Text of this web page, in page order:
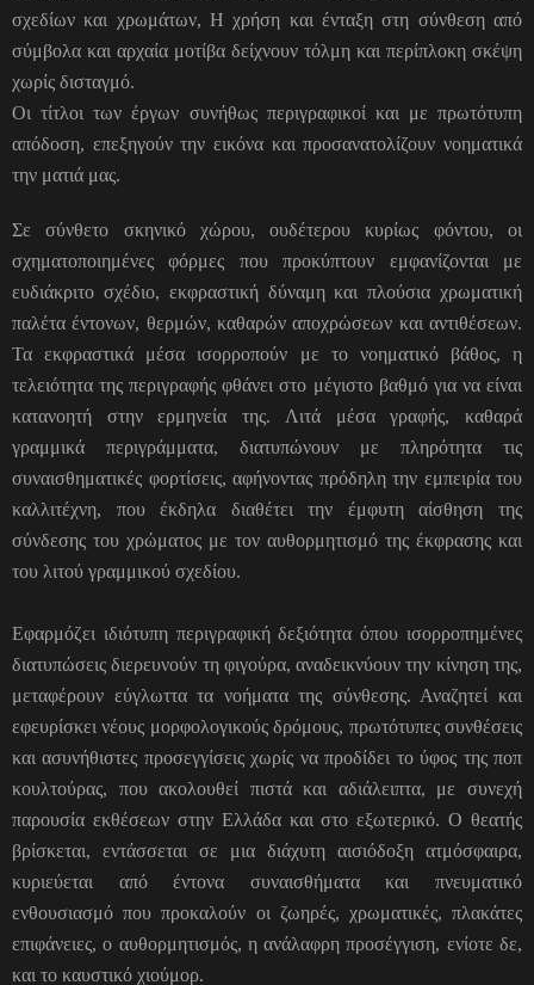
σχεδίων και χρωμάτων, Η χρήση και ένταξη στη σύνθεση από
σύμβολα και αρχαία μοτίβα δείχνουν τόλμη και περίπλοκη σκέψη
χωρίς δισταγμό.
Οι τίτλοι των έργων συνήθως περιγραφικοί και με πρωτότυπη
απόδοση, επεξηγούν την εικόνα και προσανατολίζουν νοηματικά
την ματιά μας.
Σε σύνθετο σκηνικό χώρου, ουδέτερου κυρίως φόντου, οι
σχηματοποιημένες φόρμες που προκύπτουν εμφανίζονται με
ευδιάκριτο σχέδιο, εκφραστική δύναμη και πλούσια χρωματική
παλέτα έντονων, θερμών, καθαρών αποχρώσεων και αντιθέσεων.
Τα εκφραστικά μέσα ισορροπούν με το νοηματικό βάθος, η
τελειότητα της περιγραφής φθάνει στο μέγιστο βαθμό για να είναι
κατανοητή στην ερμηνεία της. Λιτά μέσα γραφής, καθαρά
γραμμικά περιγράμματα, διατυπώνουν με πληρότητα τις
συναισθηματικές φορτίσεις, αφήνοντας πρόδηλη την εμπειρία του
καλλιτέχνη, που έκδηλα διαθέτει την έμφυτη αίσθηση της
σύνδεσης του χρώματος με τον αυθορμητισμό της έκφρασης και
του λιτού γραμμικού σχεδίου.
Εφαρμόζει ιδιότυπη περιγραφική δεξιότητα όπου ισορροπημένες
διατυπώσεις διερευνούν τη φιγούρα, αναδεικνύουν την κίνηση της,
μεταφέρουν εύγλωττα τα νοήματα της σύνθεσης. Αναζητεί και
εφευρίσκει νέους μορφολογικούς δρόμους, πρωτότυπες συνθέσεις
και ασυνήθιστες προσεγγίσεις χωρίς να προδίδει το ύφος της ποπ
κουλτούρας, που ακολουθεί πιστά και αδιάλειπτα, με συνεχή
παρουσία εκθέσεων στην Ελλάδα και στο εξωτερικό. Ο θεατής
βρίσκεται, εντάσσεται σε μια διάχυτη αισιόδοξη ατμόσφαιρα,
κυριεύεται από έντονα συναισθήματα και πνευματικό
ενθουσιασμό που προκαλούν οι ζωηρές, χρωματικές, πλακάτες
επιφάνειες, ο αυθορμητισμός, η ανάλαφρη προσέγγιση, ενίοτε δε,
και το καυστικό χιούμορ.